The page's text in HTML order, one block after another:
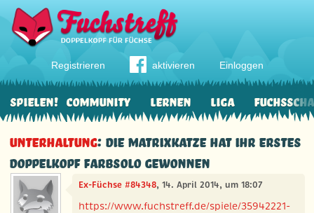
Registrieren aktivieren Einloggen
Community Lernen Liga
Spielen!
Unterhaltung: Die Matrixkatze hat ihr erstes
Doppelkopf Farbsolo gewonnen
Ex-Füchse #84348, 14. April 2014, um 18:07
https://www.fuchstreff.de/spiele/35942221-